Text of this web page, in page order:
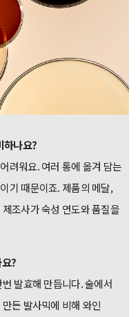
하나요?
려워요. 여러 통에 옮겨 담는
기 때문이죠. 제품의 메달,
조사가 숙성 연도와 품질을
?
발효해 만듭니다. 술에서
든 발사믹에 비해 와인